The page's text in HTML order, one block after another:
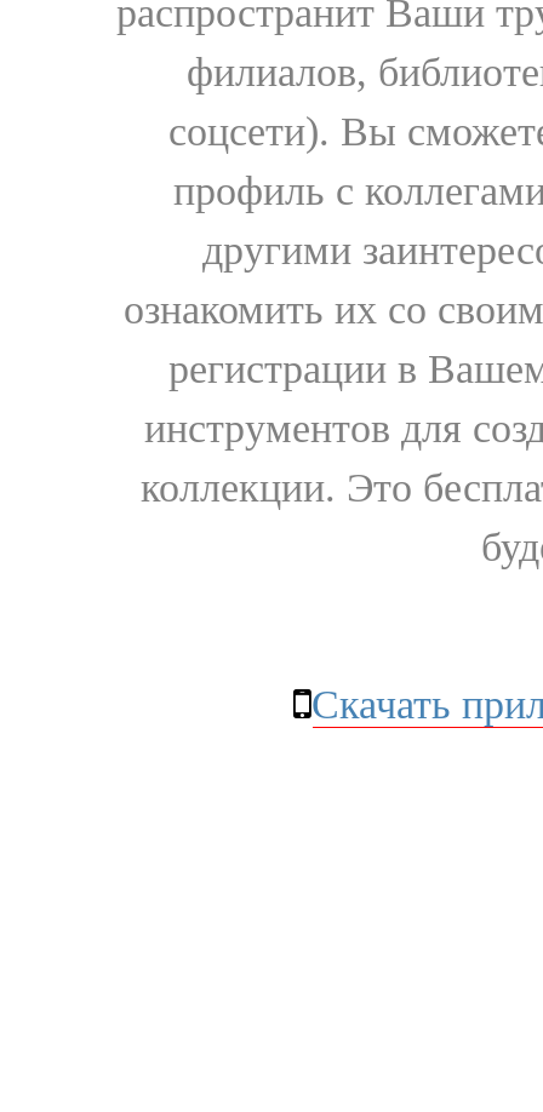
распространит Ваши
филиалов,
соцсети). Вы
профиль с
другими
ознакомить их со
регистрации в
инструментов для
коллекции. Это
Скачать